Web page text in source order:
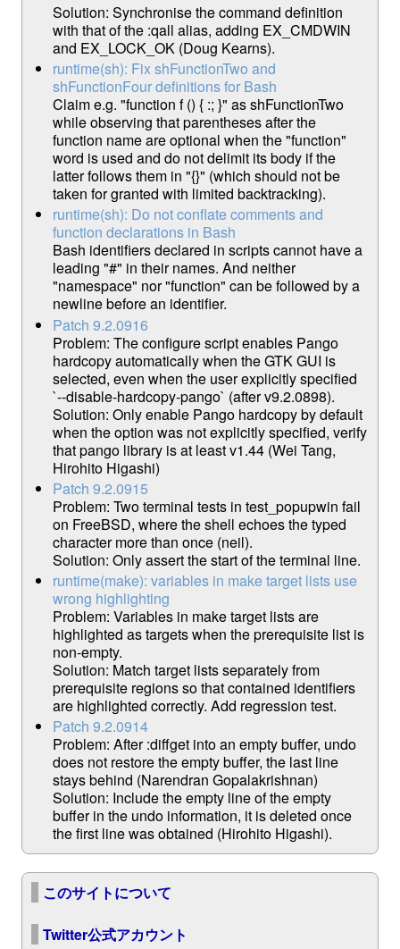
Solution: Synchronise the command definition
with that of the :qall alias, adding EX_CMDWIN
and EX_LOCK_OK (Doug Kearns).
runtime(sh): Fix shFunctionTwo and
shFunctionFour definitions for Bash
Claim e.g. "function f () { :; }" as shFunctionTwo
while observing that parentheses after the
function name are optional when the "function"
word is used and do not delimit its body if the
latter follows them in "{}" (which should not be
taken for granted with limited backtracking).
runtime(sh): Do not conflate comments and
function declarations in Bash
Bash identifiers declared in scripts cannot have a
leading "#" in their names. And neither
"namespace" nor "function" can be followed by a
newline before an identifier.
Patch 9.2.0916
Problem: The configure script enables Pango
hardcopy automatically when the GTK GUI is
selected, even when the user explicitly specified
`--disable-hardcopy-pango` (after v9.2.0898).
Solution: Only enable Pango hardcopy by default
when the option was not explicitly specified, verify
that pango library is at least v1.44 (Wei Tang,
Hirohito Higashi)
Patch 9.2.0915
Problem: Two terminal tests in test_popupwin fail
on FreeBSD, where the shell echoes the typed
character more than once (neil).
Solution: Only assert the start of the terminal line.
runtime(make): variables in make target lists use
wrong highlighting
Problem: Variables in make target lists are
highlighted as targets when the prerequisite list is
non-empty.
Solution: Match target lists separately from
prerequisite regions so that contained identifiers
are highlighted correctly. Add regression test.
Patch 9.2.0914
Problem: After :diffget into an empty buffer, undo
does not restore the empty buffer, the last line
stays behind (Narendran Gopalakrishnan)
Solution: Include the empty line of the empty
buffer in the undo information, it is deleted once
the first line was obtained (Hirohito Higashi).
このサイトについて
Twitter公式アカウント